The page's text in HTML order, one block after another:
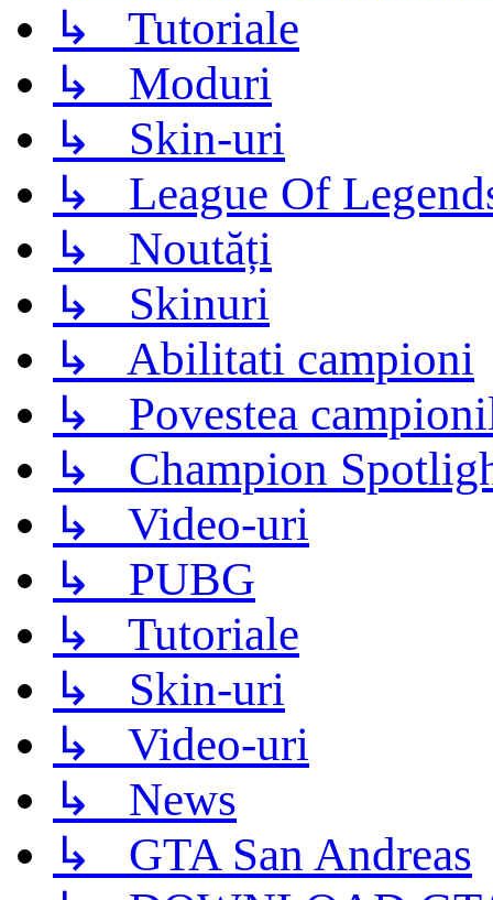
↳ Tutoriale
↳ Moduri
↳ Skin-uri
↳ League Of
↳ Noutăți
↳ Skinuri
↳ Abilitati campioni
↳ Povestea
↳ Champion
↳ Video-uri
↳ PUBG
↳ Tutoriale
↳ Skin-uri
↳ Video-uri
↳ News
↳ GTA San Andreas